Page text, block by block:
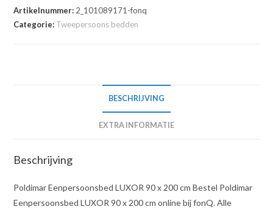
Artikelnummer: 2_101089171-fonq
Categorie: Tweepersoons bedden
BESCHRIJVING
EXTRA INFORMATIE
Beschrijving
Poldimar Eenpersoonsbed LUXOR 90 x 200 cm Bestel Poldimar
Eenpersoonsbed LUXOR 90 x 200 cm online bij fonQ. Alle